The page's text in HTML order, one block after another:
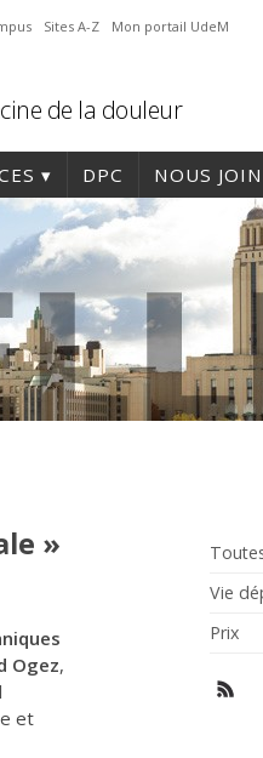
Sites A-Z Mon portail UdeM
de la douleur
DPC NOUS
Vie
Prix
»
Ogez,
et